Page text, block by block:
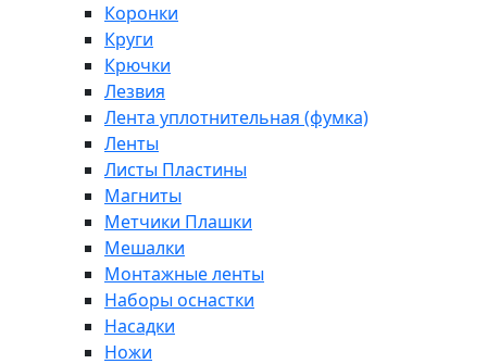
Коронки
Круги
Крючки
Лезвия
Лента уплотнительная (фумка)
Ленты
Листы Пластины
Магниты
Метчики Плашки
Мешалки
Монтажные ленты
Наборы оснастки
Насадки
Ножи